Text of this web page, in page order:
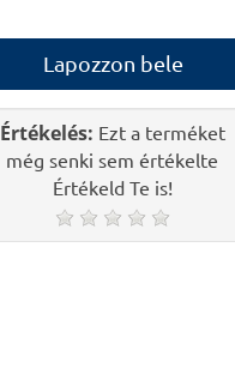
Lapozzon bele
Értékelés: Ezt a terméket
még senki sem értékelte
Értékeld Te is!